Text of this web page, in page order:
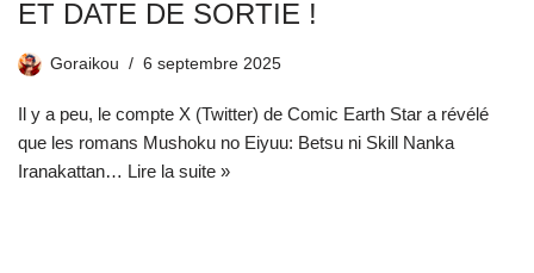
ET DATE DE SORTIE !
Goraikou 6 septembre 2025
Il y a peu, le compte X (Twitter) de Comic Earth Star a révélé
que les romans Mushoku no Eiyuu: Betsu ni Skill Nanka
Iranakattan… Lire la suite »